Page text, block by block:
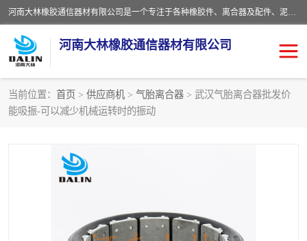
河南大林橡胶通信器材有限公司是一个专注于各种橡胶件、离合器及配件、泥浆泵及配件等产品设计制造和加工的企业。产品应用于矿山、冶金、石油、钢铁、化工、水泥、船舶、造纸、通用机械等各种大功率机械传动或制动装置。
河南大林橡胶通信器材有限公司
当前位置： 首页 > 供应商机 > 气胎离合器 > 武汉气胎离合器批发价
能吸振-可以减少机械运转时的振动
推盘离合器
VC离合器
PO隔膜离合器
泥浆泵空气包胶囊 气动元件